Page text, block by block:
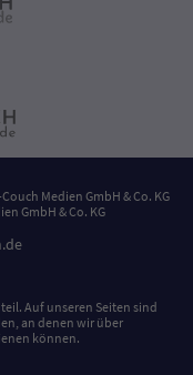
Medien GmbH & Co. KG
GmbH & Co. KG
Auf unseren Seiten sind
an denen wir über
können.